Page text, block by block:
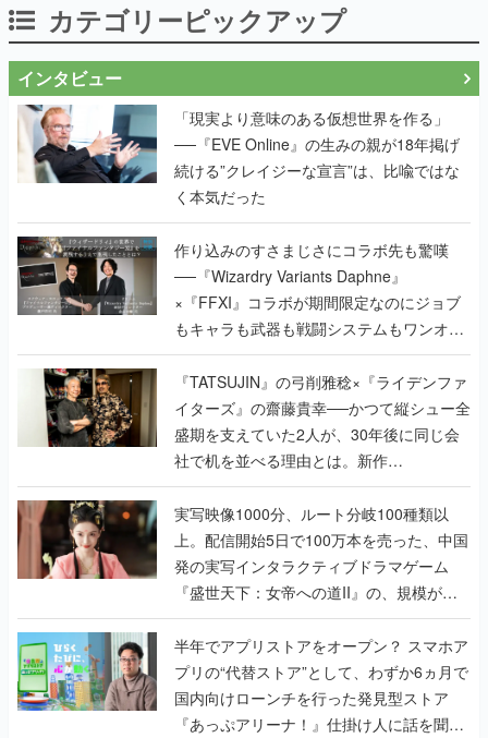
カテゴリーピックアップ
インタビュー
「現実より意味のある仮想世界を作る」
──『EVE Online』の生みの親が18年掲げ
続ける”クレイジーな宣言”は、比喩ではな
く本気だった
作り込みのすさまじさにコラボ先も驚嘆
──『Wizardry Variants Daphne』
×『FFXI』コラボが期間限定なのにジョブ
もキャラも武器も戦闘システムもワンオフ
で作り込まれた理由を両ディレクターに聞
く
『TATSUJIN』の弓削雅稔×『ライデンファ
イターズ』の齋藤貴幸──かつて縦シュー全
盛期を支えていた2人が、30年後に同じ会
社で机を並べる理由とは。新作
『TATSUJIN EXTREME』で初タッグを組
んだレジェンド2人に訊く開発秘話
実写映像1000分、ルート分岐100種類以
上。配信開始5日で100万本を売った、中国
発の実写インタラクティブドラマゲーム
『盛世天下：女帝への道II』の、規模が違
うこだわりをプロデューサーに聞いた
半年でアプリストアをオープン？ スマホア
プリの“代替ストア”として、わずか6ヵ月で
国内向けローンチを行った発見型ストア
『あっぷアリーナ！』仕掛け人に話を聞い